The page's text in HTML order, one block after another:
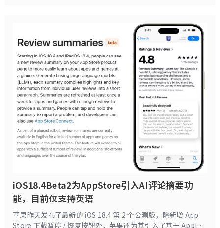
iOS18.4Beta2为AppStore引入AI评论摘要功
能，目前仅支持英语
苹果昨天发布了最新的 iOS 18.4 第 2 个公测版，除新增 App
Store 下载暂停 / 恢复按钮外，苹果还为其引入了基于 Apple